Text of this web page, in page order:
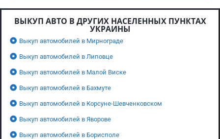
ВЫКУП АВТО В ДРУГИХ НАСЕЛЕННЫХ ПУНКТАХ
УКРАИНЫ
Выкуп автомобилей в Мирнограде
Выкуп автомобилей в Липовце
Выкуп автомобилей в Малой Виске
Выкуп автомобилей в Бахмуте
Выкуп автомобилей в Корсуне-Шевченковском
Выкуп автомобилей в Яворове
Выкуп автомобилей в Борисполе